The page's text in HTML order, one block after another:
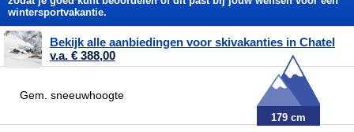
wintersportvakantie.
Bekijk alle aanbiedingen voor skivakanties in Chatel
v.a. € 388,00
179 cm
Gem. sneeuwhoogte